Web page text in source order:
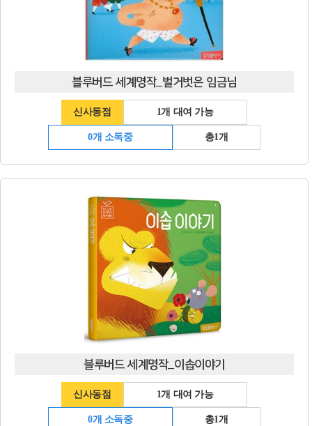
블루버드 세계명작_벌거벗은 임금님
신사동점 1개 대여 가능
0개 소독중 총1개
블루버드 세계명작_이솝이야기
신사동점 1개 대여 가능
0개 소독중 총1개